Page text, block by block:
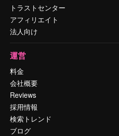
トラストセンター
アフィリエイト
法人向け
運営
料金
会社概要
Reviews
採用情報
検索トレンド
ブログ